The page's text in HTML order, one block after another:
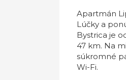
Apartmán
Lúčky a
Bystrica je
47 km. Na
súkromné
Wi-Fi.